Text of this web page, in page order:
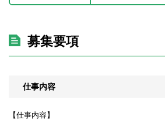
募集要項
仕事内容
【仕事内容】